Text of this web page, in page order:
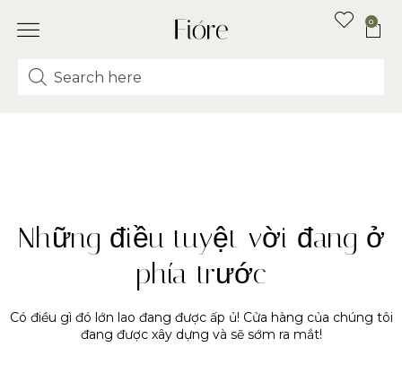
0
Những điều tuyệt vời đang ở
phía trước
Có điều gì đó lớn lao đang được ấp ủ! Cửa hàng của chúng tôi
đang được xây dựng và sẽ sớm ra mắt!